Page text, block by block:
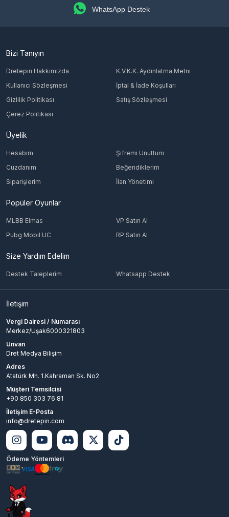
WhatsApp Destek
Bizi Tanıyın
Dretepin Hakkımızda
K.V.K.K. Aydınlatma Metni
Kullanıcı Sözleşmesi
İptal & İade Koşulları
Gizlilik Politikası
Satış Sözleşmesi
Çerez Politikası
Üyelik
Hesabım
Şifremi Unuttum
Cüzdanım
Beğendiklerim
Siparişlerim
İlan Yönetimi
Popüler Oyunlar
MLBB Elmas
VP Satın Al
Pubg Mobil UC
RP Satın Al
Size Yardım Edelim
Destek Taleplerim Whatsapp Destek
İletişim
Vergi Dairesi / Numarası
Merkez/Uşak6000321803
Unvan
Dret Medya Bilişim
Adres
Atatürk Mh. 1.Kahraman Sk. No2
Müşteri Temsilcisi
+90 850 303 76 81
İletişim E-Posta
info@dretepin.com
Ödeme Yöntemleri